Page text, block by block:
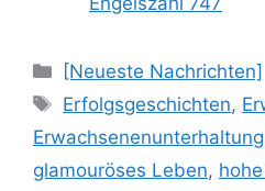
Categories
[Neueste Nachrichten]
Tags
Erfolgsgeschichten,
Erwachsenenunterhaltung
glamouröses Leben,